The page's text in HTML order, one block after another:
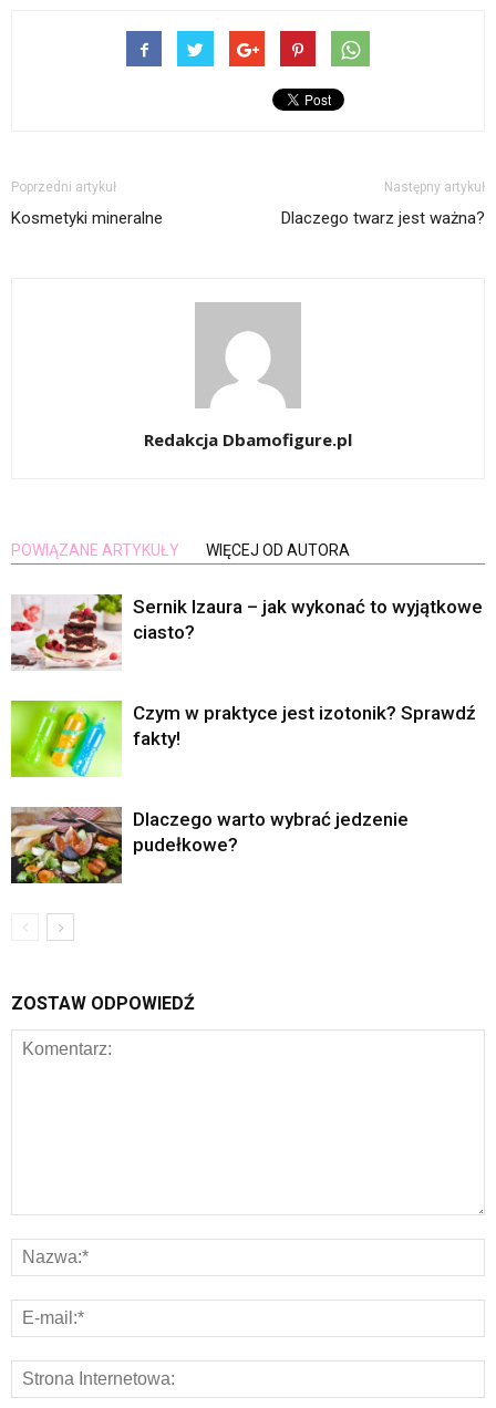
Poprzedni artykuł
Kosmetyki mineralne
Następny artykuł
Dlaczego twarz jest ważna?
Redakcja Dbamofigure.pl
POWIĄZANE ARTYKUŁY WIĘCEJ OD AUTORA
Sernik Izaura – jak wykonać to wyjątkowe
ciasto?
Czym w praktyce jest izotonik? Sprawdź
fakty!
Dlaczego warto wybrać jedzenie
pudełkowe?
ZOSTAW ODPOWIEDŹ